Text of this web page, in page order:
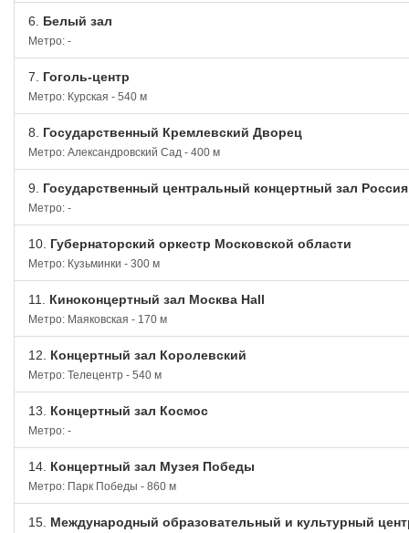
6. Белый зал
Метро: -
7. Гоголь-центр
Метро: Курская - 540 м
8. Государственный Кремлевский Дворец
Метро: Александровский Сад - 400 м
9. Государственный центральный концертный зал Россия
Метро: -
10. Губернаторский оркестр Московской области
Метро: Кузьминки - 300 м
11. Киноконцертный зал Москва Hall
Метро: Маяковская - 170 м
12. Концертный зал Королевский
Метро: Телецентр - 540 м
13. Концертный зал Космос
Метро: -
14. Концертный зал Музея Победы
Метро: Парк Победы - 860 м
15. Международный образовательный и культурный